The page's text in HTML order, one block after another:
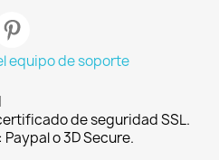
equipo de soporte
de seguridad SSL.
o 3D Secure.